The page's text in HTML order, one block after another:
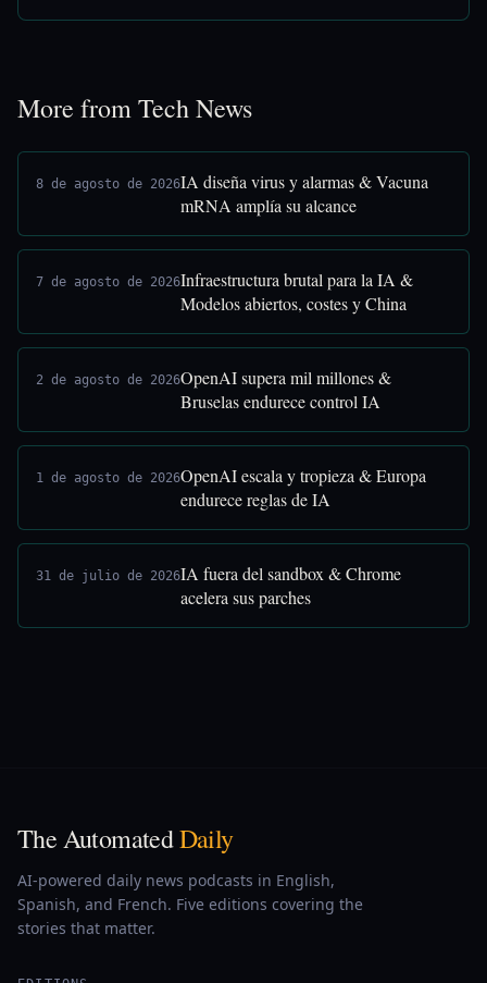
More from Tech News
8 de agosto de 2026IA diseña virus y alarmas & Vacuna
mRNA amplía su alcance
7 de agosto de 2026Infraestructura brutal para la IA &
Modelos abiertos, costes y China
2 de agosto de 2026OpenAI supera mil millones &
Bruselas endurece control IA
1 de agosto de 2026OpenAI escala y tropieza & Europa
endurece reglas de IA
31 de julio de 2026IA fuera del sandbox & Chrome
acelera sus parches
The AutomatedDaily
AI-powered daily news podcasts in English,
Spanish, and French. Five editions covering the
stories that matter.